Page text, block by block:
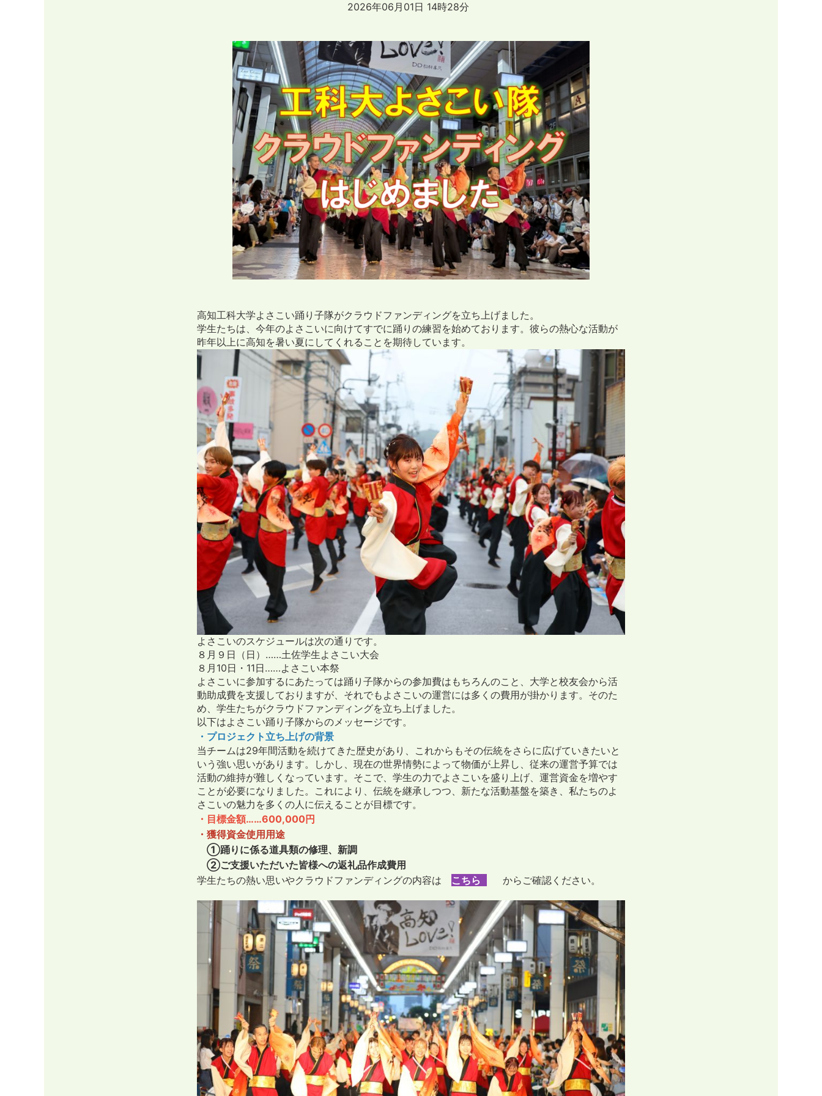
2026年06月01日 14時28分
高知工科大学よさこい踊り子隊がクラウドファンディングを立ち上げました。
学生たちは、今年のよさこいに向けてすでに踊りの練習を始めております。彼らの熱心な活動が
昨年以上に高知を暑い夏にしてくれることを期待しています。
よさこいのスケジュールは次の通りです。
８月９日（日）……土佐学生よさこい大会
８月10日・11日……よさこい本祭
よさこいに参加するにあたっては踊り子隊からの参加費はもちろんのこと、大学と校友会から活
動助成費を支援しておりますが、それでもよさこいの運営には多くの費用が掛かります。そのた
め、学生たちがクラウドファンディングを立ち上げました。
以下はよさこい踊り子隊からのメッセージです。
・プロジェクト立ち上げの背景
当チームは29年間活動を続けてきた歴史があり、これからもその伝統をさらに広げていきたいと
いう強い思いがあります。しかし、現在の世界情勢によって物価が上昇し、従来の運営予算では
活動の維持が難しくなっています。そこで、学生の力でよさこいを盛り上げ、運営資金を増やす
ことが必要になりました。これにより、伝統を継承しつつ、新たな活動基盤を築き、私たちのよ
さこいの魅力を多くの人に伝えることが目標です。
・目標金額……600,000円
・獲得資金使用用途
①踊りに係る道具類の修理、新調
②ご支援いただいた皆様への返礼品作成費用
学生たちの熱い思いやクラウドファンディングの内容は
こちら からご確認ください。